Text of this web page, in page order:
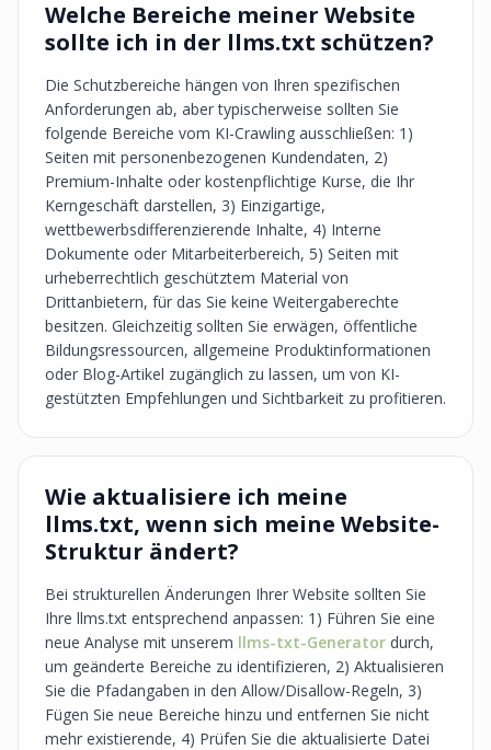
Welche Bereiche meiner Website
sollte ich in der llms.txt schützen?
Die Schutzbereiche hängen von Ihren spezifischen
Anforderungen ab, aber typischerweise sollten Sie
folgende Bereiche vom KI-Crawling ausschließen: 1)
Seiten mit personenbezogenen Kundendaten, 2)
Premium-Inhalte oder kostenpflichtige Kurse, die Ihr
Kerngeschäft darstellen, 3) Einzigartige,
wettbewerbsdifferenzierende Inhalte, 4) Interne
Dokumente oder Mitarbeiterbereich, 5) Seiten mit
urheberrechtlich geschütztem Material von
Drittanbietern, für das Sie keine Weitergaberechte
besitzen. Gleichzeitig sollten Sie erwägen, öffentliche
Bildungsressourcen, allgemeine Produktinformationen
oder Blog-Artikel zugänglich zu lassen, um von KI-
gestützten Empfehlungen und Sichtbarkeit zu profitieren.
Wie aktualisiere ich meine
llms.txt, wenn sich meine Website-
Struktur ändert?
Bei strukturellen Änderungen Ihrer Website sollten Sie
Ihre llms.txt entsprechend anpassen: 1) Führen Sie eine
neue Analyse mit unserem llms-txt-Generator durch,
um geänderte Bereiche zu identifizieren, 2) Aktualisieren
Sie die Pfadangaben in den Allow/Disallow-Regeln, 3)
Fügen Sie neue Bereiche hinzu und entfernen Sie nicht
mehr existierende, 4) Prüfen Sie die aktualisierte Datei